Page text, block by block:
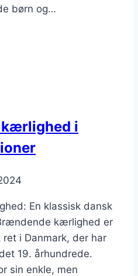
børn og…
i
En klassisk dansk
kærlighed er
i Danmark, der har
19. århundrede.
sin enkle, men